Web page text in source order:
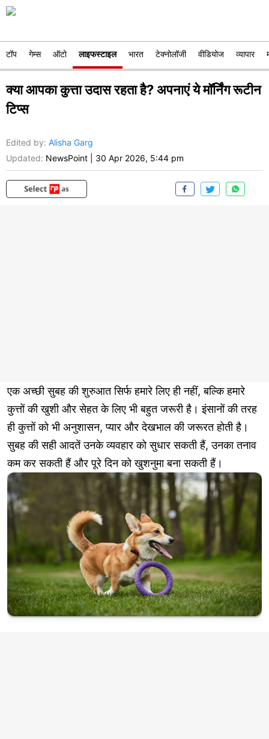
टॉप गेम्स ऑटो लाइफस्टाइल भारत टेक्नोलॉजी वीडियोज व्यापार
क्या आपका कुत्ता उदास रहता है? अपनाएं ये मॉर्निंग रूटीन
टिप्स
Edited by: Alisha Garg
Updated: NewsPoint 30 Apr 2026, 5:44 pm
एक अच्छी सुबह की शुरुआत सिर्फ हमारे लिए ही नहीं, बल्कि हमारे
कुत्तों की खुशी और सेहत के लिए भी बहुत जरूरी है। इंसानों की तरह
ही कुत्तों को भी अनुशासन, प्यार और देखभाल की जरूरत होती है।
सुबह की सही आदतें उनके व्यवहार को सुधार सकती हैं, उनका तनाव
कम कर सकती हैं और पूरे दिन को खुशनुमा बना सकती हैं।